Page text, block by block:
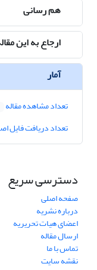
هم رسانی
ارجاع به این
آمار
تعداد مشاهده مقاله
تعداد دریافت فایل
دسترسی سریع
صفحه اصلی
درباره نشریه
اعضای هیات تحریریه
ارسال مقاله
تماس با ما
نقشه سایت